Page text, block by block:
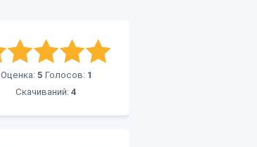
Оценка: 5 Голосов: 1
Скачиваний: 4